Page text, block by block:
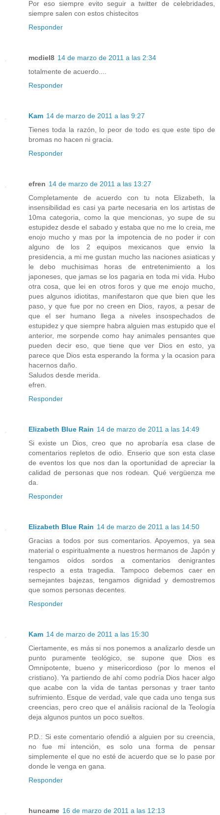
Por eso siempre evito seguir a twitter de celebridades,
siempre salen con estos chistecitos
Responder
mcdiel8 14 de marzo de 2011 a las 2:34
totalmente de acuerdo....
Responder
Kam 14 de marzo de 2011 a las 9:27
Tienes toda la razón, lo peor de todo es que este tipo de
bromas no hacen ni gracia.
Responder
efren 14 de marzo de 2011 a las 13:27
Completamente de acuerdo con tu nota Elizabeth, la
insensibilidad es casi ya parte necesaria en los artistas de
10ma categoria, como la que mencionas, yo supe de su
estupidez desde el sabado y estaba que no me lo creia, me
enojo mucho y mas por la impotencia de no poder ir con
alguno de los 2 equipos mexicanos que envio la
presidencia, a mi me gustan mucho las naciones asiaticas y
le debo muchisimas horas de entretenimiento a los
japoneses, que jamas se los pagaria en toda mi vida. Hubo
otra cosa, que lei en otros foros y que me enojo mucho,
pues algunos idiotitas, manifestaron que que bien que les
paso, y que fue por no creen en Dios, rayos, a pesar de
que el ser humano llega a niveles insospechados de
estupidez y que siempre habra alguien mas estupido que el
anterior, me sorpende como hay animales pensantes que
pueden decir eso, que tiene que ver Dios en esto, ya
parece que Dios esta esperando la forma y la ocasion para
hacernos daño.
Saludos desde merida.
efren.
Responder
Elizabeth Blue Rain 14 de marzo de 2011 a las 14:49
Si existe un Dios, creo que no aprobaría esa clase de
comentarios repletos de odio. Enserio que son esta clase
de eventos los que nos dan la oportunidad de apreciar la
calidad de personas que nos rodean. Qué vergüenza me
da.
Responder
Elizabeth Blue Rain 14 de marzo de 2011 a las 14:50
Gracias a todos por sus comentarios. Apoyemos, ya sea
material o espiritualmente a nuestros hermanos de Japón y
tengamos oídos sordos a comentarios denigrantes
respecto a esta tragedia. Tampoco debemos caer en
semejantes bajezas, tengamos dignidad y demostremos
que somos personas decentes.
Responder
Kam 14 de marzo de 2011 a las 15:30
Ciertamente, es más si nos ponemos a analizarlo desde un
punto puramente teológico, se supone que Dios es
Omnipotente, bueno y misericordioso (por lo menos el
cristiano). Ya partiendo de ahí como podría Dios hacer algo
que acabe con la vida de tantas personas y traer tanto
sufrimiento. Esque de verdad, vale que cada uno tenga sus
creencias, pero creo que el análisis racional de la Teología
deja algunos puntos un poco sueltos.
P.D.: Si este comentario ofendió a alguien por su creencia,
no fue mi intención, es solo una forma de pensar
simplemente el que no esté de acuerdo que se lo pase por
donde le venga en gana.
Responder
huncame 16 de marzo de 2011 a las 12:13